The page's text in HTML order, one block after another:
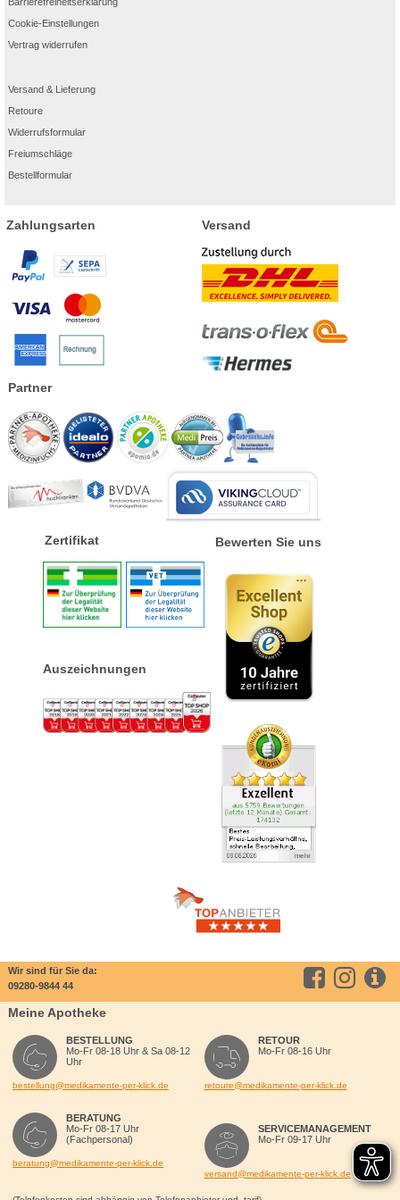
Cookie-Einstellungen
Vertrag widerrufen
Versand & Lieferung
Retoure
Widerrufsformular
Freiumschläge
Bestellformular
Zahlungsarten Versand
Partner
Zertifikat
Auszeichnungen
Bewerten Sie uns
Wir sind für Sie da:
09280-9844 44
Meine Apotheke
BESTELLUNG
Mo-Fr 08-18 Uhr & Sa 08-12
Uhr
bestellung@medikamente-per-klick.de
BERATUNG
Mo-Fr 08-17 Uhr
(Fachpersonal)
beratung@medikamente-per-klick.de
RETOUR
Mo-Fr 08-16 Uhr
retoure@medikamente-per-klick.de
SERVICEMANAGEMENT
Mo-Fr 09-17 Uhr
versand@medikamente-per-klick.de